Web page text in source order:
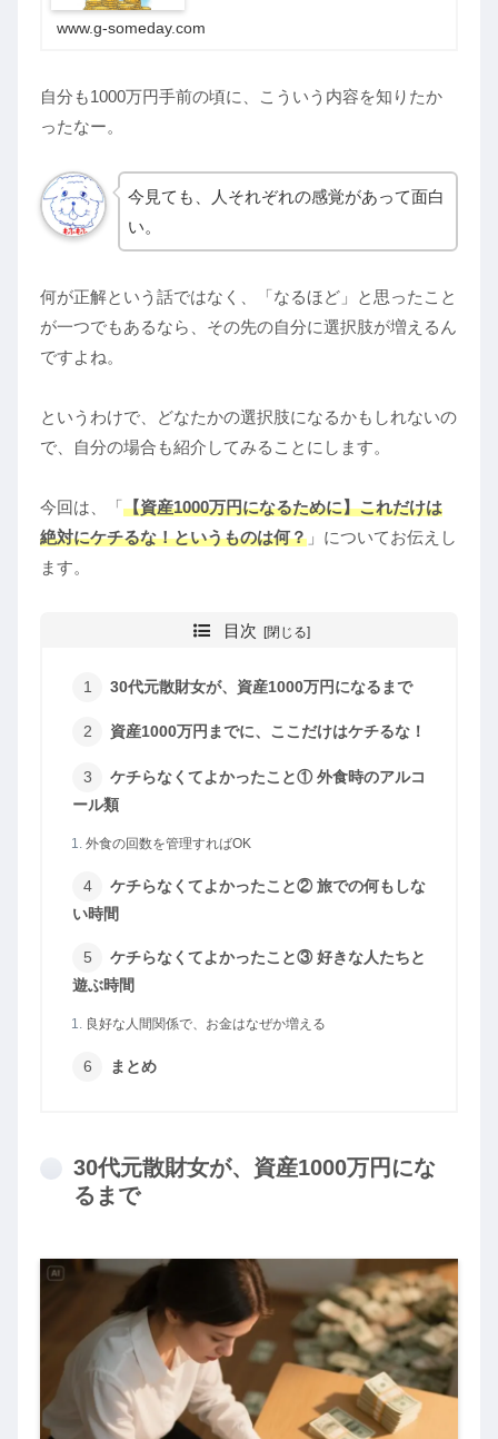
www.g-someday.com
自分も1000万円手前の頃に、こういう内容を知りたか
ったなー。
今見ても、人それぞれの感覚があって面白
い。
何が正解という話ではなく、「なるほど」と思ったこと
が一つでもあるなら、その先の自分に選択肢が増えるん
ですよね。
というわけで、どなたかの選択肢になるかもしれないの
で、自分の場合も紹介してみることにします。
今回は、「【資産1000万円になるために】これだけは
絶対にケチるな！というものは何？ 」についてお伝えし
ます。
目次
30代元散財女が、資産1000万円になるまで
資産1000万円までに、ここだけはケチるな！
ケチらなくてよかったこと① 外食時のアルコ
ール類
外食の回数を管理すればOK
ケチらなくてよかったこと② 旅での何もしな
い時間
ケチらなくてよかったこと③ 好きな人たちと
遊ぶ時間
良好な人間関係で、お金はなぜか増える
まとめ
30代元散財女が、資産1000万円にな
るまで